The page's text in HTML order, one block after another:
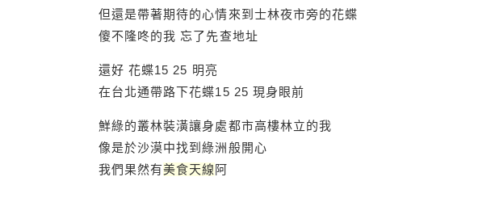
但還是帶著期待的心情來到士林夜市旁的花蝶
傻不隆咚的我 忘了先查地址
還好 花蝶15 25 明亮
在台北通帶路下花蝶15 25 現身眼前
鮮綠的叢林裝潢讓身處都市高樓林立的我
像是於沙漠中找到綠洲般開心
我們果然有美食天線 阿